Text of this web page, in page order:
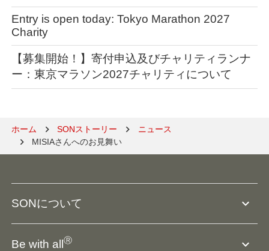
Entry is open today: Tokyo Marathon 2027
Charity
【募集開始！】寄付申込及びチャリティランナ
ー：東京マラソン2027チャリティについて
ホーム SONストーリー
ニュース
MISIAさんへのお見舞い
SONについて expand_more
SO組織について
Be with allⓇ expand_more